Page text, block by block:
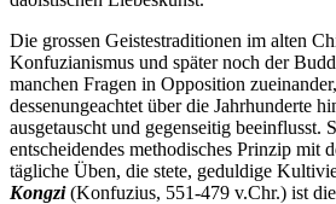
Die grossen Geistestraditionen im alten
Konfuzianismus und später noch der
manchen Fragen in Opposition
dessenungeachtet über die Jahrhunderte
ausgetauscht und gegenseitig beeinflusst.
entscheidendes methodisches Prinzip mit
tägliche Üben, die stete, geduldige
Kongzi(Konfuzius, 551-479 v.Chr.) ist